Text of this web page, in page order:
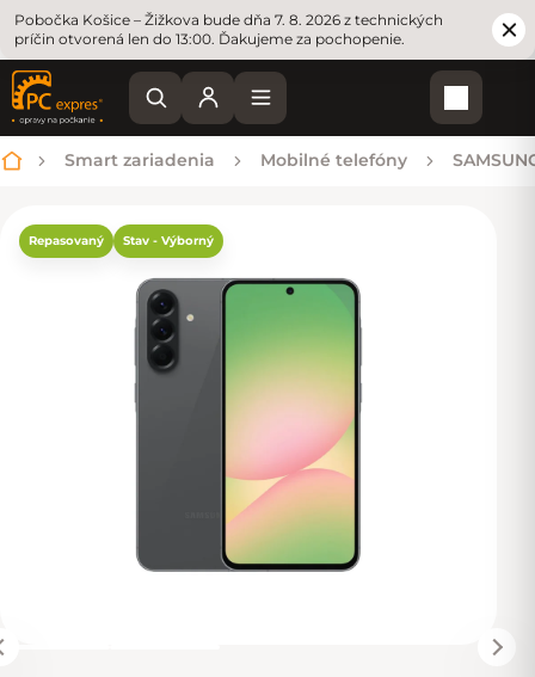
Pobočka Košice – Žižkova bude dňa 7. 8. 2026 z technických
príčin otvorená len do 13:00. Ďakujeme za pochopenie.
Domov
Smart zariadenia Mobilné telefóny
Repasovaný Stav - Výborný